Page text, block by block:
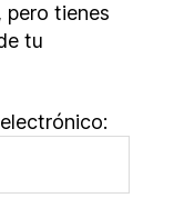
pero tienes
tu